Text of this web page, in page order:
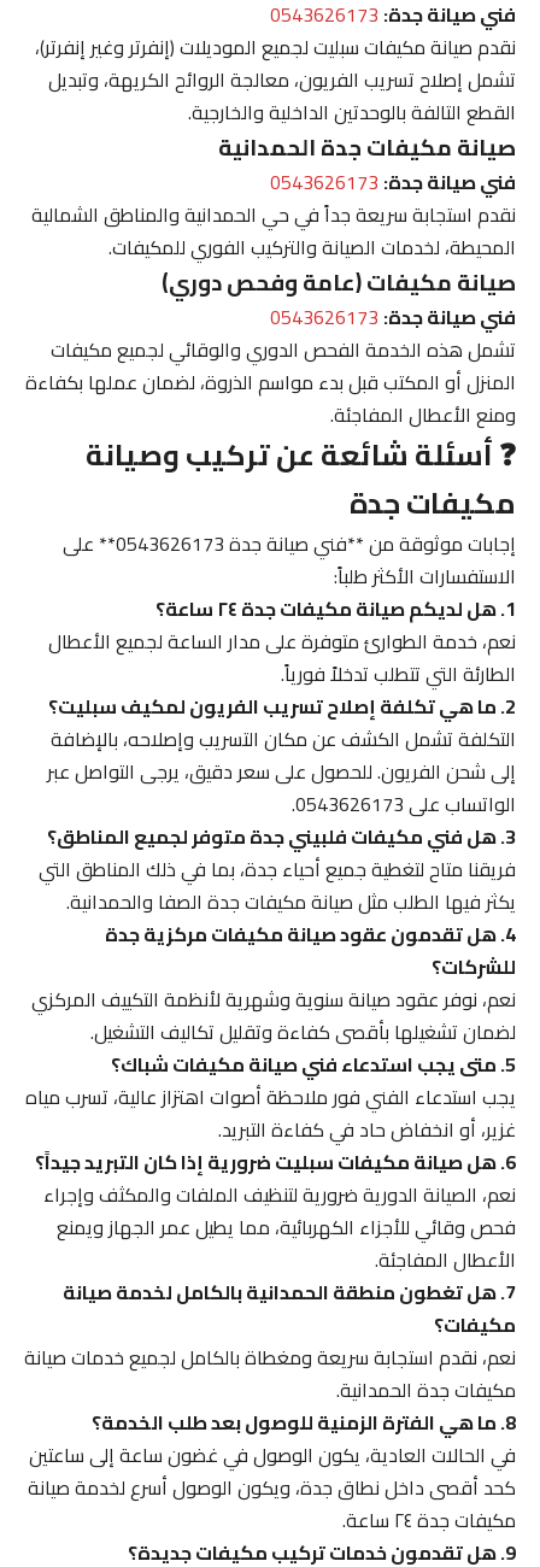
فني صيانة جدة: 0543626173
نقدم صيانة مكيفات سبليت لجميع الموديلات (إنفرتر وغير إنفرتر)،
تشمل إصلاح تسريب الفريون، معالجة الروائح الكريهة، وتبديل
القطع التالفة بالوحدتين الداخلية والخارجية.
صيانة مكيفات جدة الحمدانية
فني صيانة جدة: 0543626173
نقدم استجابة سريعة جداً في حي الحمدانية والمناطق الشمالية
المحيطة، لخدمات الصيانة والتركيب الفوري للمكيفات.
صيانة مكيفات (عامة وفحص دوري)
فني صيانة جدة: 0543626173
تشمل هذه الخدمة الفحص الدوري والوقائي لجميع مكيفات
المنزل أو المكتب قبل بدء مواسم الذروة، لضمان عملها بكفاءة
ومنع الأعطال المفاجئة.
❓ أسئلة شائعة عن تركيب وصيانة
مكيفات جدة
إجابات موثوقة من **فني صيانة جدة 0543626173** على
الاستفسارات الأكثر طلباً:
1. هل لديكم صيانة مكيفات جدة ٢٤ ساعة؟
نعم، خدمة الطوارئ متوفرة على مدار الساعة لجميع الأعطال
الطارئة التي تتطلب تدخلاً فورياً.
2. ما هي تكلفة إصلاح تسريب الفريون لمكيف سبليت؟
التكلفة تشمل الكشف عن مكان التسريب وإصلاحه، بالإضافة
إلى شحن الفريون. للحصول على سعر دقيق، يرجى التواصل عبر
الواتساب على 0543626173.
3. هل فني مكيفات فلبيني جدة متوفر لجميع المناطق؟
فريقنا متاح لتغطية جميع أحياء جدة، بما في ذلك المناطق التي
يكثر فيها الطلب مثل صيانة مكيفات جدة الصفا والحمدانية.
4. هل تقدمون عقود صيانة مكيفات مركزية جدة
للشركات؟
نعم، نوفر عقود صيانة سنوية وشهرية لأنظمة التكييف المركزي
لضمان تشغيلها بأقصى كفاءة وتقليل تكاليف التشغيل.
5. متى يجب استدعاء فني صيانة مكيفات شباك؟
يجب استدعاء الفني فور ملاحظة أصوات اهتزاز عالية، تسرب مياه
غزير، أو انخفاض حاد في كفاءة التبريد.
6. هل صيانة مكيفات سبليت ضرورية إذا كان التبريد جيداً؟
نعم، الصيانة الدورية ضرورية لتنظيف الملفات والمكثف وإجراء
فحص وقائي للأجزاء الكهربائية، مما يطيل عمر الجهاز ويمنع
الأعطال المفاجئة.
7. هل تغطون منطقة الحمدانية بالكامل لخدمة صيانة
مكيفات؟
نعم، نقدم استجابة سريعة ومغطاة بالكامل لجميع خدمات صيانة
مكيفات جدة الحمدانية.
8. ما هي الفترة الزمنية للوصول بعد طلب الخدمة؟
في الحالات العادية، يكون الوصول في غضون ساعة إلى ساعتين
كحد أقصى داخل نطاق جدة، ويكون الوصول أسرع لخدمة صيانة
مكيفات جدة ٢٤ ساعة.
9. هل تقدمون خدمات تركيب مكيفات جديدة؟